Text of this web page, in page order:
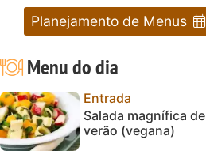
Planejamento de Menus
Menu do dia
Entrada
Salada magnífica de
verão (vegana)